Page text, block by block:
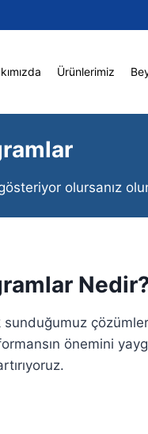
Ürünlerimiz
olursanız
önemini